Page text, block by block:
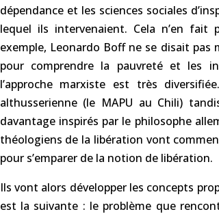
dépendance et les sciences sociales
lequel ils intervenaient. Cela n’en
exemple, Leonardo Boff ne se disait pas
pour comprendre la pauvreté et les
l’approche marxiste est très
althusserienne (le MAPU au Chili)
davantage inspirés par le philosophe
théologiens de la libération vont
pour s’emparer de la notion de libération.
Ils vont alors développer les concepts
est la suivante : le problème que